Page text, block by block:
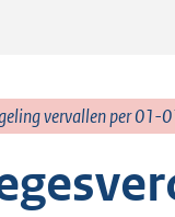
vervallen per 01-